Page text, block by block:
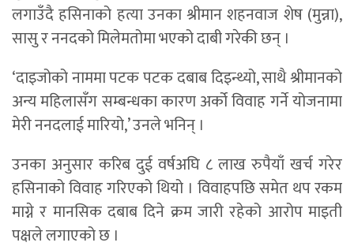
लगाउँदै हसिनाको हत्या उनका श्रीमान शहनवाज शेष (मुन्ना),
सासु र ननदको मिलेमतोमा भएको दाबी गरेकी छन् ।
‘दाइजोको नाममा पटक पटक दबाब दिइन्थ्यो, साथै श्रीमानको
अन्य महिलासँग सम्बन्धका कारण अर्को विवाह गर्ने योजनामा
मेरी ननदलाई मारियो,’ उनले भनिन् ।
उनका अनुसार करिब दुई वर्षअघि ८ लाख रुपैयाँ खर्च गरेर
हसिनाको विवाह गरिएको थियो । विवाहपछि समेत थप रकम
माग्ने र मानसिक दबाब दिने क्रम जारी रहेको आरोप माइती
पक्षले लगाएको छ ।